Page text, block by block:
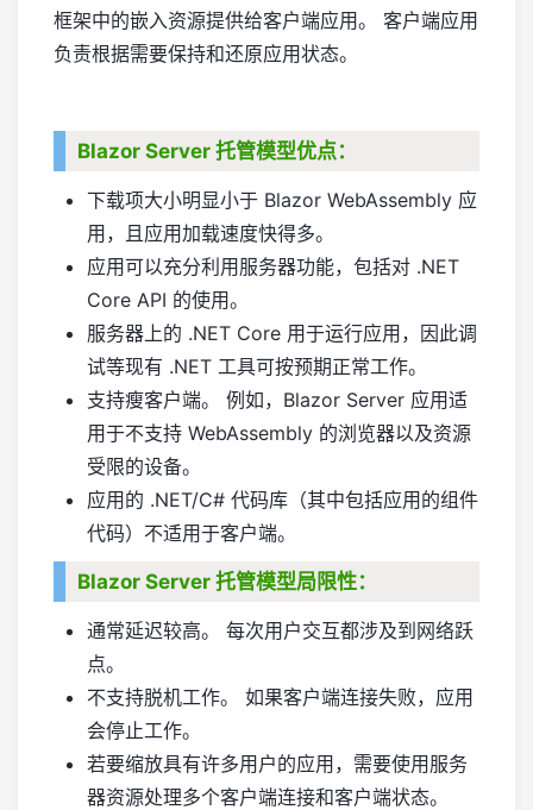
框架中的嵌入资源提供给客户端应用。 客户端应用
负责根据需要保持和还原应用状态。
Blazor Server 托管模型优点：
下载项大小明显小于 Blazor WebAssembly 应
用，且应用加载速度快得多。
应用可以充分利用服务器功能，包括对 .NET
Core API 的使用。
服务器上的 .NET Core 用于运行应用，因此调
试等现有 .NET 工具可按预期正常工作。
支持瘦客户端。 例如，Blazor Server 应用适
用于不支持 WebAssembly 的浏览器以及资源
受限的设备。
应用的 .NET/C# 代码库（其中包括应用的组件
代码）不适用于客户端。
Blazor Server 托管模型局限性：
通常延迟较高。 每次用户交互都涉及到网络跃
点。
不支持脱机工作。 如果客户端连接失败，应用
会停止工作。
若要缩放具有许多用户的应用，需要使用服务
器资源处理多个客户端连接和客户端状态。